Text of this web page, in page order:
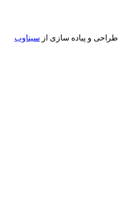
طراحی و پیاده سازی از سیناوب